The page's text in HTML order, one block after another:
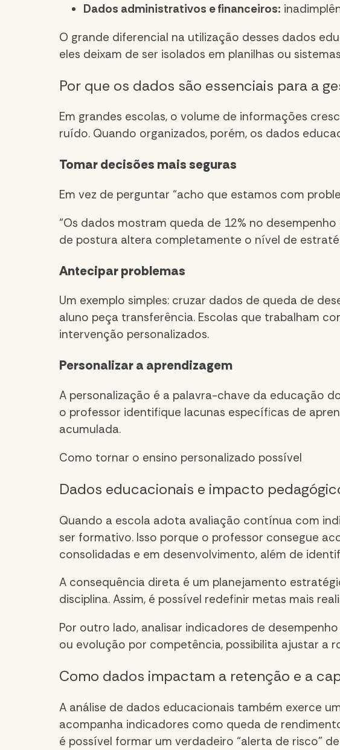
Dados administrativos e financeiros:
O grande diferencial na utilização desses dados
eles deixam de ser isolados em planilhas ou
Por que os dados são essenciais para a
Em grandes escolas, o volume de informações
ruído. Quando organizados, porém, os dados
Tomar decisões mais seguras
Em vez de perguntar “acho que estamos com
“Os dados mostram queda de 12% no
de postura altera completamente o nível de
Antecipar problemas
Um exemplo simples: cruzar dados de queda de
aluno peça transferência. Escolas que trabalham
intervenção personalizados.
Personalizar a aprendizagem
A personalização é a palavra-chave da educação
o professor identifique lacunas específicas de
acumulada.
Como tornar o ensino personalizado possível
Dados educacionais e impacto
Quando a escola adota avaliação contínua com
ser formativo. Isso porque o professor consegue
consolidadas e em desenvolvimento, além de
A consequência direta é um planejamento
disciplina. Assim, é possível redefinir metas mais
Por outro lado, analisar indicadores de
ou evolução por competência, possibilita ajustar a
Como dados impactam a retenção e a
A análise de dados educacionais também exerce
acompanha indicadores como queda de
é possível formar um verdadeiro “alerta de risco”